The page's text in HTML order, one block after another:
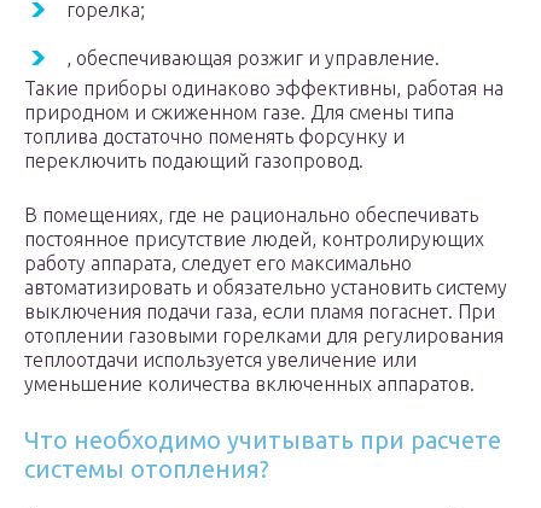
горелка;
, обеспечивающая розжиг и управление.
Такие приборы одинаково эффективны, работая на
природном и сжиженном газе. Для смены типа
топлива достаточно поменять форсунку и
переключить подающий газопровод.
В помещениях, где не рационально обеспечивать
постоянное присутствие людей, контролирующих
работу аппарата, следует его максимально
автоматизировать и обязательно установить систему
выключения подачи газа, если пламя погаснет. При
отоплении газовыми горелками для регулирования
теплоотдачи используется увеличение или
уменьшение количества включенных аппаратов.
Что необходимо учитывать при расчете
системы отопления?